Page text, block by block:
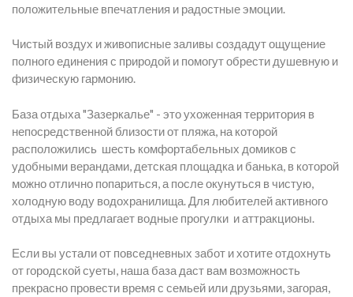
положительные впечатления и радостные эмоции.
Чистый воздух и живописные заливы создадут ощущение
полного единения с природой и помогут обрести душевную и
физическую гармонию.
База отдыха "Зазеркалье" - это ухоженная территория в
непосредственной близости от пляжа, на которой
расположились шесть комфортабельных домиков с
удобными верандами, детская площадка и банька, в которой
можно отлично попариться, а после окунуться в чистую,
холодную воду водохранилища. Для любителей активного
отдыха мы предлагает водные прогулки и аттракционы.
Если вы устали от повседневных забот и хотите отдохнуть
от городской суеты, наша база даст вам возможность
прекрасно провести время с семьей или друзьями, загорая,